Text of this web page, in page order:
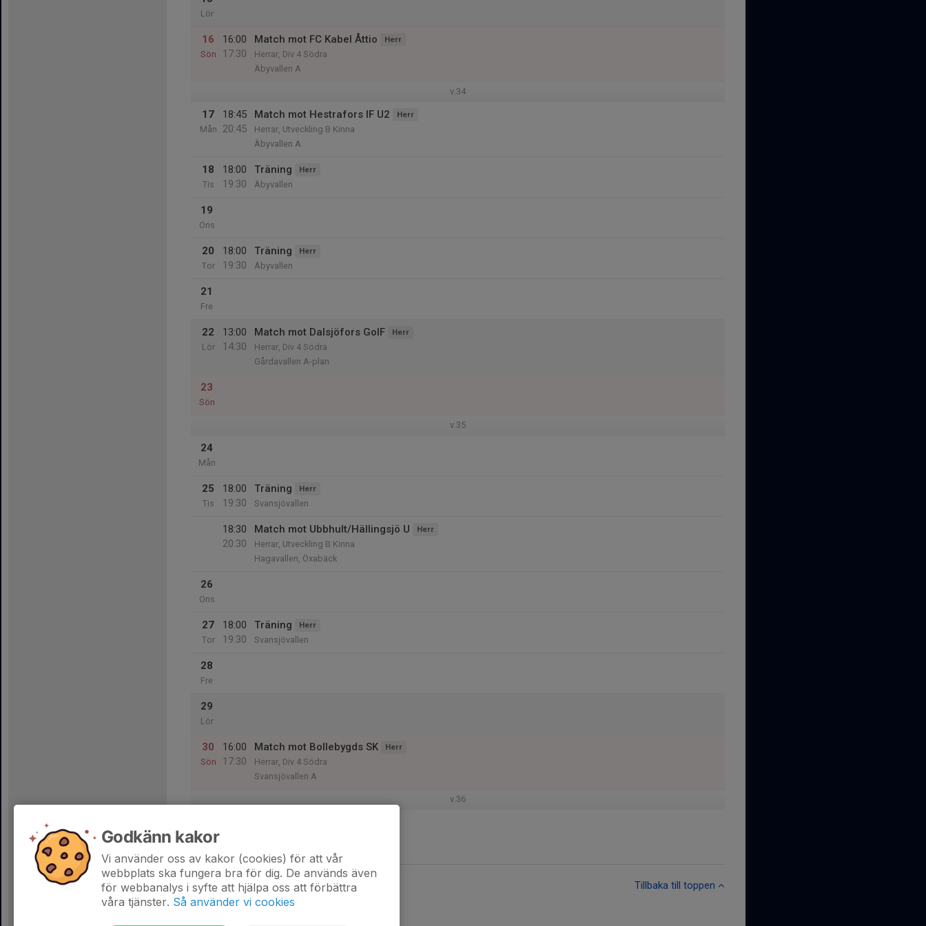
Lör
16
Sön
16:00
17:30
Match mot FC Kabel Åttio Herr
Herrar, Div 4 Södra
Äbyvallen A
v.34
17
Mån
18:45
20:45
Match mot Hestrafors IF U2 Herr
Herrar, Utveckling B Kinna
Äbyvallen A
18
Tis
18:00
19:30
Träning Herr
Äbyvallen
19
Ons
20
Tor
18:00
19:30
Träning Herr
Äbyvallen
21
Fre
22
Lör
13:00
14:30
Match mot Dalsjöfors GoIF Herr
Herrar, Div 4 Södra
Gårdavallen A-plan
23
Sön
v.35
24
Mån
25
Tis
18:00
19:30
Träning Herr
Svansjövallen
18:30
20:30
Match mot Ubbhult/Hällingsjö U Herr
Herrar, Utveckling B Kinna
Hagavallen, Öxabäck
26
Ons
27
Tor
18:00
19:30
Träning Herr
Svansjövallen
28
Fre
29
Lör
30
Sön
16:00
17:30
Match mot Bollebygds SK Herr
Herrar, Div 4 Södra
Svansjövallen A
v.36
Mån
Eksätersvallen A-plan
Tillbaka till toppen
Godkänn kakor
Vi använder oss av kakor (cookies) för att vår
webbplats ska fungera bra för dig. De används även
för webbanalys i syfte att hjälpa oss att förbättra
våra tjänster. Så använder vi cookies